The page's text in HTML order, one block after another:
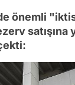
önemli
satışına